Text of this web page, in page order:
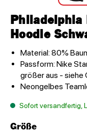
Philadelphia
Hoodie
Material: 80%
Passform: Nike
größer aus - siehe
Neongelbes
Sofort versandfertig,
Größe